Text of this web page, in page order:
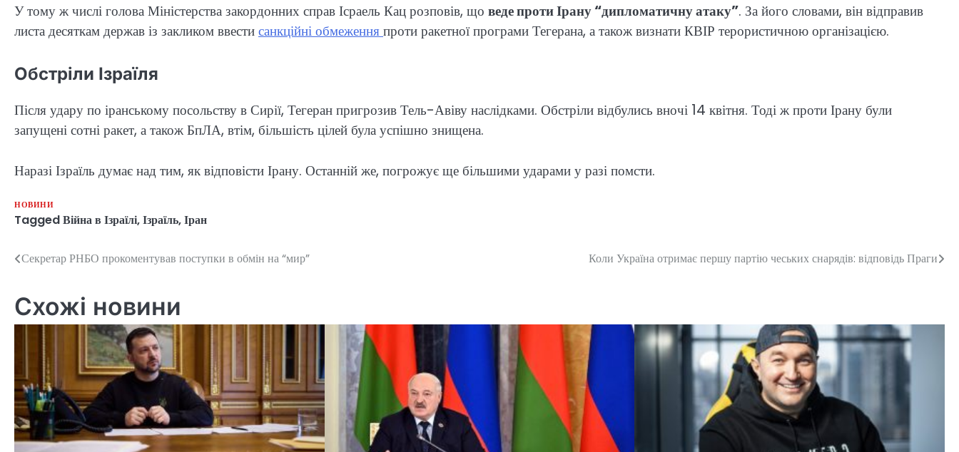
У тому ж числі голова Міністерства закордонних справ Ісраель Кац розповів, що веде проти Ірану “дипломатичну атаку”. За його словами, він відправив
листа десяткам держав із закликом ввестисанкційні обмеженняпроти ракетної програми Тегерана, а також визнати КВІР терористичною організацією.
Обстріли Ізраїля
Після удару по іранському посольству в Сирії, Тегеран пригрозив Тель-Авіву наслідками. Обстріли відбулись вночі 14 квітня. Тоді ж проти Ірану були
запущені сотні ракет, а також БпЛА, втім, більшість цілей була успішно знищена.
Наразі Ізраїль думає над тим, як відповісти Ірану. Останній же, погрожує ще більшими ударами у разі помсти.
НОВИНИ
TaggedВійна в Ізраїлі,Ізраїль,Іран
Навігація
Секретар РНБО прокоментував поступки в обмін на “мир” Коли Україна отримає першу партію чеських снарядів: відповідь Праги
Схожі новини